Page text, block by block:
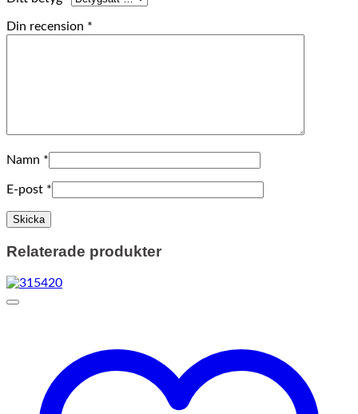
Din recension *
Namn *
E-post *
Relaterade produkter